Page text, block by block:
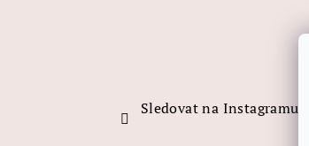
Sledovat na Instagramu